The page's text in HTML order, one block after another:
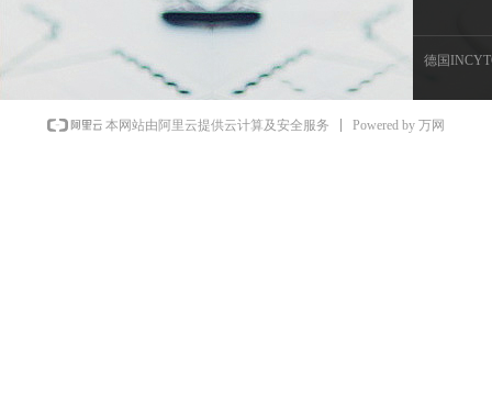
德国
本网站由阿里云提供云计算及安全服务 Powered by 万网